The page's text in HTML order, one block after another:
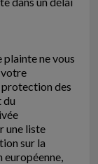
ne vous
votre
des
du
une liste
sur la
européenne,